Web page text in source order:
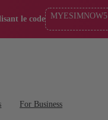
le code MYESIMNOW5
For Business